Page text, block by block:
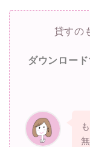
貸すの
ダウンロー